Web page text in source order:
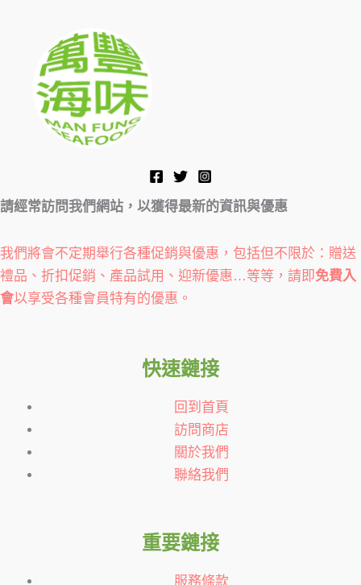
請經常訪問我們網站，以獲得最新的資訊與優惠
我們將會不定期舉行各種促銷與優惠，包括但不限於：贈送
禮品、折扣促銷、產品試用、迎新優惠…等等，請即免費入
會以享受各種會員特有的優惠。
快速鏈接
回到首頁
訪問商店
關於我們
聯絡我們
重要鏈接
服務條款